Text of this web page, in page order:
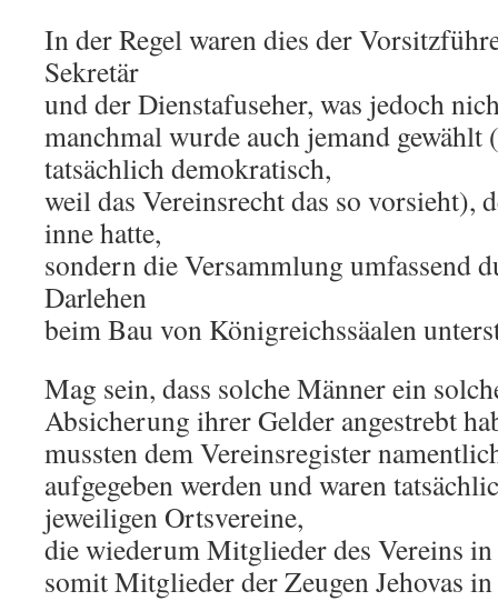
In der Regel waren dies der
Sekretär
und der Dienstafuseher, was jedoch
manchmal wurde auch jemand gewählt
tatsächlich demokratisch,
weil das Vereinsrecht das so vorsieht),
inne hatte,
sondern die Versammlung umfassend
Darlehen
beim Bau von Königreichssäalen
Mag sein, dass solche Männer ein
Absicherung ihrer Gelder angestrebt
mussten dem Vereinsregister
aufgegeben werden und waren
jeweiligen Ortsvereine,
die wiederum Mitglieder des Vereins
somit Mitglieder der Zeugen Jehovas